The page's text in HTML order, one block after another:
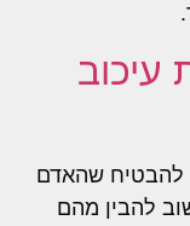
עיכוב
להבטיח שהאדם
להבין מהם